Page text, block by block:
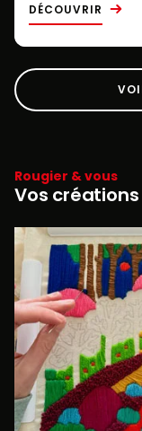
DÉCOUVRIR
Rougier & vous
Vos